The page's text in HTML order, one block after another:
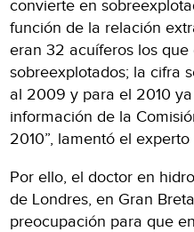
convierte en
función de la relación
eran 32 acuíferos los que
sobreexplotados; la cifra
al 2009 y para el 2010 ya
información de la
2010”, lamentó el
Por ello, el doctor en
de Londres, en Gran
preocupación para que